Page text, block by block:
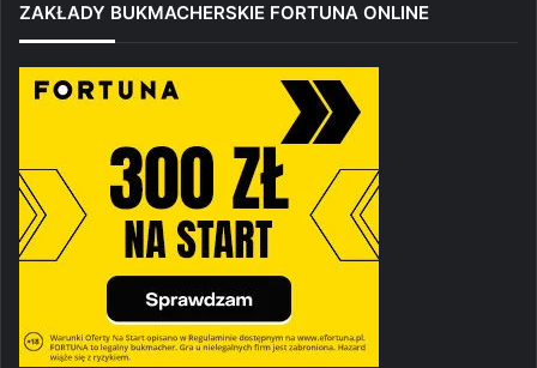
ZAKŁADY BUKMACHERSKIE FORTUNA ONLINE